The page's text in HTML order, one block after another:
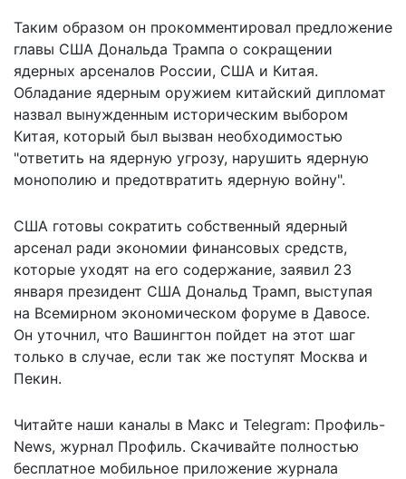
Таким образом он прокомментировал предложение
главы США Дональда Трампа о сокращении
ядерных арсеналов России, США и Китая.
Обладание ядерным оружием китайский дипломат
назвал вынужденным историческим выбором
Китая, который был вызван необходимостью
"ответить на ядерную угрозу, нарушить ядерную
монополию и предотвратить ядерную войну".
США готовы сократить собственный ядерный
арсенал ради экономии финансовых средств,
которые уходят на его содержание, заявил 23
января президент США Дональд Трамп, выступая
на Всемирном экономическом форуме в Давосе.
Он уточнил, что Вашингтон пойдет на этот шаг
только в случае, если так же поступят Москва и
Пекин.
Читайте наши каналы в Макс и Telegram: Профиль-
News, журнал Профиль. Скачивайте полностью
бесплатное мобильное приложение журнала